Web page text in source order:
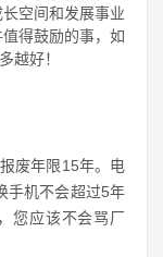
空间和发展事业
得鼓励的事，如
越好！
废年限15年。电
手机不会超过5年
您应该不会骂厂